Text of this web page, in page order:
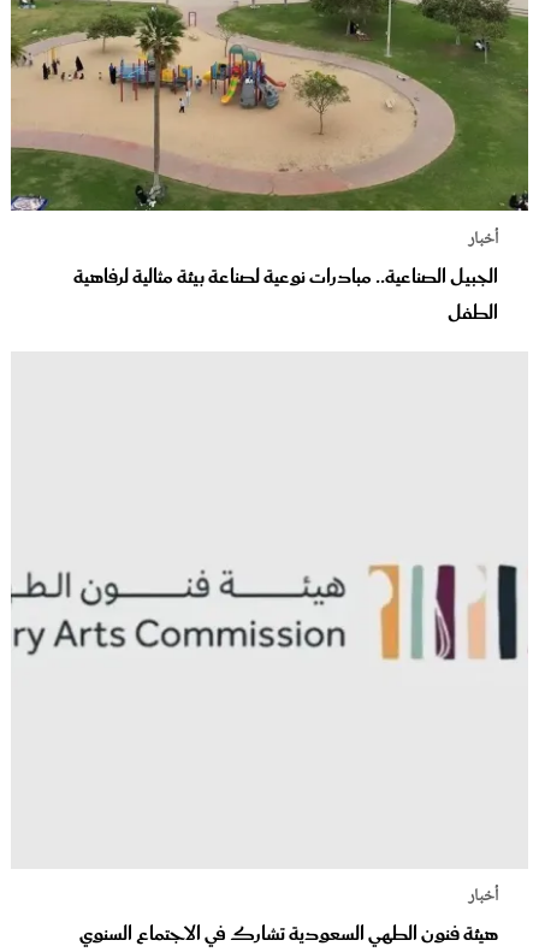
أخبار
الجبيل الصناعية.. مبادرات نوعية لصناعة بيئة مثالية لرفاهية
الطفل
أخبار
هيئة فنون الطهي السعودية تشارك في الاجتماع السنوي